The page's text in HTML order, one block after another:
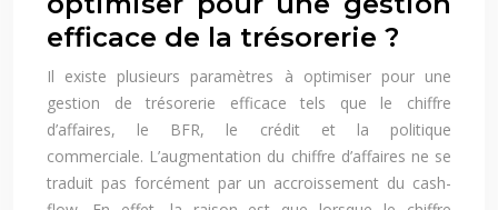
efficace de la trésorerie ?
Il existe plusieurs paramètres à optimiser pour une
gestion de trésorerie efficace tels que le chiffre
d’affaires, le BFR, le crédit et la politique
commerciale. L’augmentation du chiffre d’affaires ne se
traduit pas forcément par un accroissement du cash-